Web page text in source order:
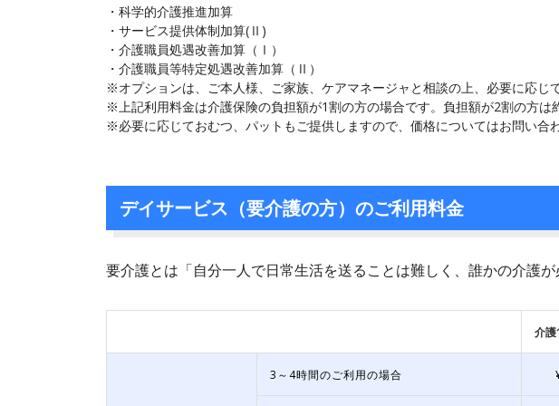
・科学的介護推進加算
・サービス提供体制加算(Ⅱ)
・介護職員処遇改善加算（Ⅰ）
・介護職員等特定処遇改善加算（Ⅱ）
※オプションは、ご本人様、ご家族、ケアマネージャと相談の上、必要に応じ
※上記利用料金は介護保険の負担額が1割の方の場合です。負担額が2割の方は
※必要に応じておむつ、パットもご提供しますので、価格についてはお問い合
デイサービス（要介護の方）のご利用料金
要介護とは「自分一人で日常生活を送ることは難しく、誰かの介護が
介
3～4時間のご利用の場合